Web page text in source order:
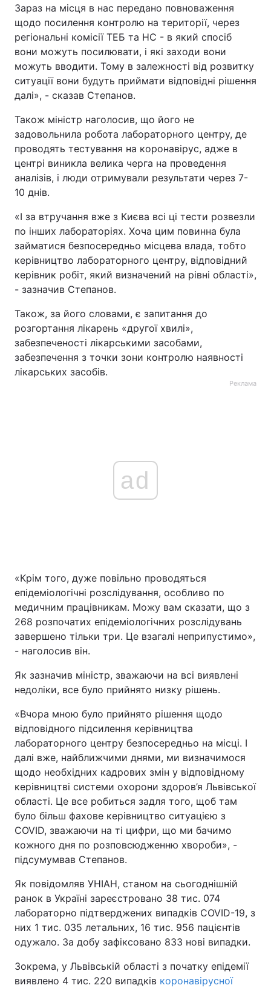
Зараз на місця в нас передано повноваження
щодо посилення контролю на території, через
регіональні комісії ТЕБ та НС - в який спосіб
вони можуть посилювати, і які заходи вони
можуть вводити. Тому в залежності від розвитку
ситуації вони будуть приймати відповідні рішення
далі», - сказав Степанов.
Також міністр наголосив, що його не
задовольнила робота лабораторного центру, де
проводять тестування на коронавірус, адже в
центрі виникла велика черга на проведення
аналізів, і люди отримували результати через 7-
10 днів.
«І за втручання вже з Києва всі ці тести розвезли
по інших лабораторіях. Хоча цим повинна була
займатися безпосередньо місцева влада, тобто
керівництво лабораторного центру, відповідний
керівник робіт, який визначений на рівні області»,
- зазначив Степанов.
Також, за його словами, є запитання до
розгортання лікарень «другої хвилі»,
забезпеченості лікарськими засобами,
забезпечення з точки зони контролю наявності
лікарських засобів.
Реклама
ad
«Крім того, дуже повільно проводяться
епідеміологічні розслідування, особливо по
медичним працівникам. Можу вам сказати, що з
268 розпочатих епідеміологічних розслідувань
завершено тільки три. Це взагалі неприпустимо»,
- наголосив він.
Як зазначив міністр, зважаючи на всі виявлені
недоліки, все було прийнято низку рішень.
«Вчора мною було прийнято рішення щодо
відповідного підсилення керівництва
лабораторного центру безпосередньо на місці. І
далі вже, найближчими днями, ми визначимося
щодо необхідних кадрових змін у відповідному
керівництві системи охорони здоров’я Львівської
області. Це все робиться задля того, щоб там
було більш фахове керівництво ситуацією з
COVID, зважаючи на ті цифри, що ми бачимо
кожного дня по розповсюдженню хвороби», -
підсумумвав Степанов.
Як повідомляв УНІАН, станом на сьогоднішній
ранок в Україні зареєстровано 38 тис. 074
лабораторно підтверджених випадків COVID-19, з
них 1 тис. 035 летальних, 16 тис. 956 пацієнтів
одужало. За добу зафіксовано 833 нові випадки.
Зокрема, у Львівській області з початку епідемії
виявлено 4 тис. 220 випадків коронавірусної